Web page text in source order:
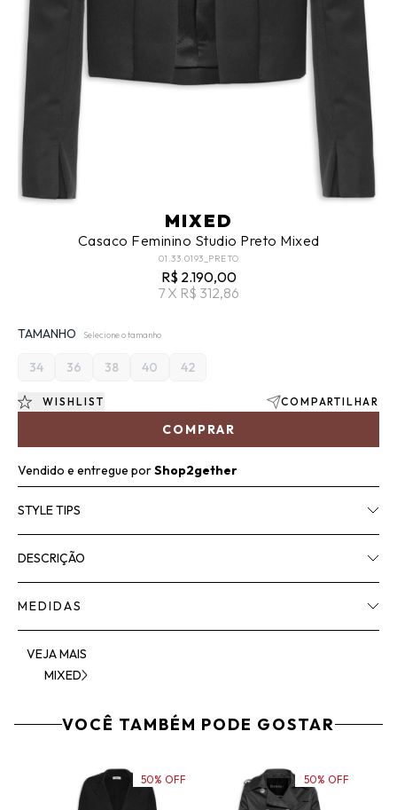
MIXED
Casaco Feminino Studio Preto Mixed
01.33.0193_PRETO
R$ 2.190,00
7 X R$ 312,86
TAMANHO Selecione o tamanho
34 36 38 40 42
COMPRAR
WISHLIST COMPARTILHAR
Vendido e entregue porShop2gether
STYLE TIPS
DESCRIÇÃO
MEDIDAS
VEJA MAIS
MIXED
VOCÊ TAMBÉM PODE GOSTAR
50% OFF 50% OFF